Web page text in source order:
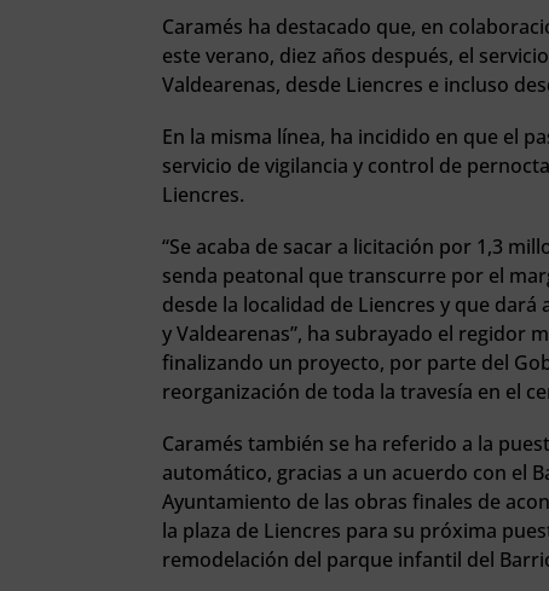
Caramés ha destacado que, en
este verano, diez años después, el
Valdearenas, desde Liencres e incluso
En la misma línea, ha incidido en que el
servicio de vigilancia y control de
Liencres.
“Se acaba de sacar a licitación por 1,3
senda peatonal que transcurre por el
desde la localidad de Liencres y que dará
y Valdearenas”, ha subrayado el regidor
finalizando un proyecto, por parte del
reorganización de toda la travesía en el
Caramés también se ha referido a la
automático, gracias a un acuerdo con el
Ayuntamiento de las obras finales de
la plaza de Liencres para su próxima
remodelación del parque infantil del